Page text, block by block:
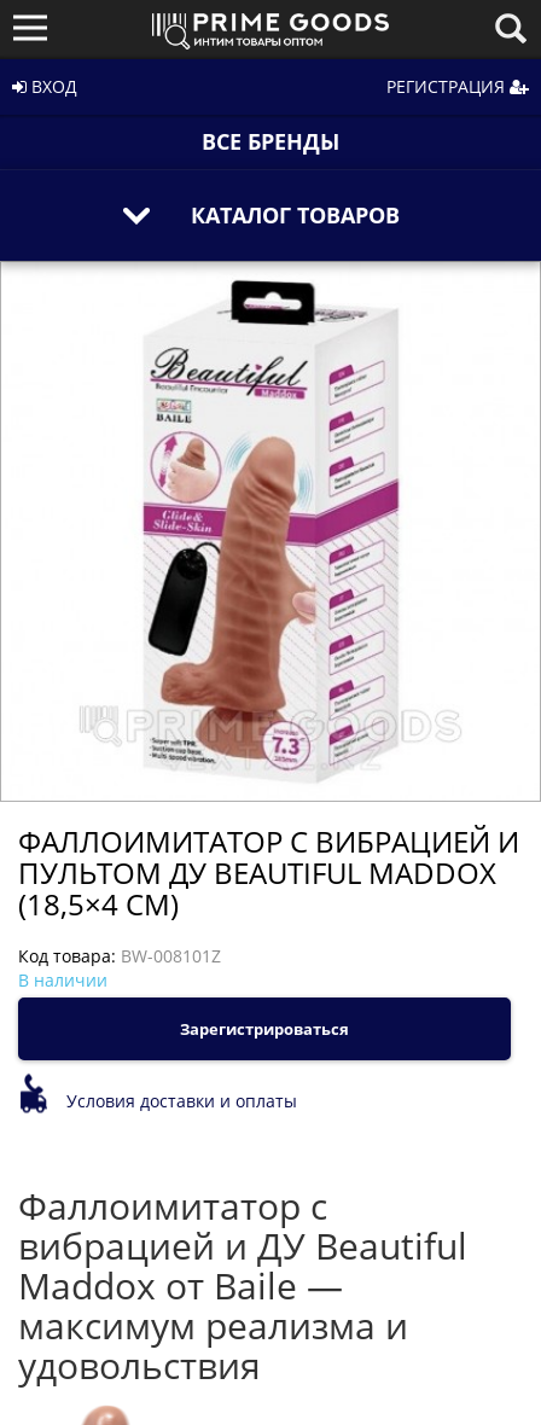
ВХОД РЕГИСТРАЦИЯ
ВСЕ БРЕНДЫ
КАТАЛОГ ТОВАРОВ
ФАЛЛОИМИТАТОР С ВИБРАЦИЕЙ И
ПУЛЬТОМ ДУ BEAUTIFUL MADDOX
(18,5×4 СМ)
Код товара: BW-008101Z
В наличии
Зарегистрироваться
Условия доставки и оплаты
Фаллоимитатор с
вибрацией и ДУ Beautiful
Maddox от Baile —
максимум реализма и
удовольствия